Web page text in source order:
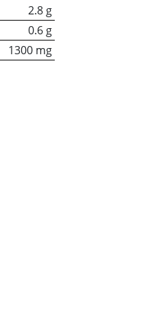
2.8 g
0.6 g
1300 mg